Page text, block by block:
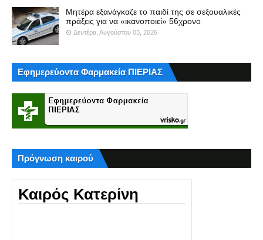
Μητέρα εξανάγκαζε το παιδί της σε σεξουαλικές
πράξεις για να «ικανοποιεί» 56χρονο
Δευτέρα, Αυγούστου 03, 2026
Εφημερεύοντα Φαρμακεία ΠΙΕΡΙΑΣ
Πρόγνωση καιρού
Καιρός Κατερίνη